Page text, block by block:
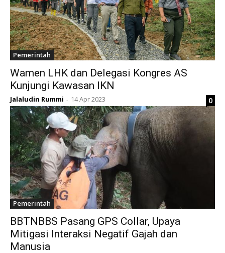
Pemerintah
Wamen LHK dan Delegasi Kongres AS
Kunjungi Kawasan IKN
Jalaludin Rummi - 14 Apr 2023 0
Pemerintah
BBTNBBS Pasang GPS Collar, Upaya
Mitigasi Interaksi Negatif Gajah dan
Manusia